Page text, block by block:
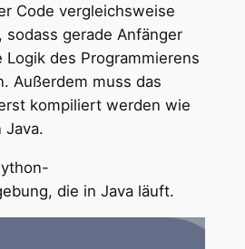
Code vergleichsweise
sodass gerade Anfänger
Logik des Programmierens
Außerdem muss das
kompiliert werden wie
Java.
die in Java läuft.